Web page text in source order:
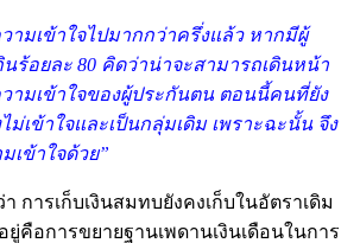
มเข้าใจไปมากกว่าครึ่งแล้ว หากมีผู้
ร้อยละ 80 คิดว่าน่าจะสามารถเดินหน้า
ามเข้าใจของผู้ประกันตน ตอนนี้คนที่ยัง
ม่เข้าใจและเป็นกลุ่มเดิม เพราะฉะนั้น จึง
เข้าใจด้วย”
การเก็บเงินสมทบยังคงเก็บในอัตราเดิม
คือการขยายฐานเพดานเงินเดือนในการ